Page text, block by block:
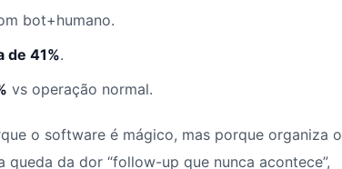
bot+humano.
de 41%.
vs operação normal.
o software é mágico, mas porque organiza o
da dor “follow-up que nunca acontece”,